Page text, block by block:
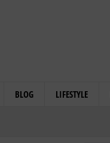
BLOG LIFESTYLE